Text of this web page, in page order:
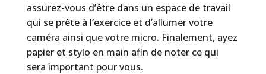
assurez-vous d’être dans un espace de travail
qui se prête à l’exercice et d’allumer votre
caméra ainsi que votre micro. Finalement, ayez
papier et stylo en main afin de noter ce qui
sera important pour vous.